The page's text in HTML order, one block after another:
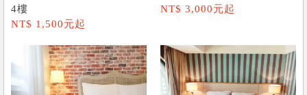
4樓
NT$ 1,500元起
NT$ 3,000元起